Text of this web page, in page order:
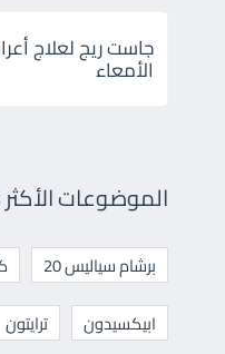
جاست ريج لعلاج
الأمعاء
الموضوعات الأكثر
برشام سياليس 20
ابيكسيدون
ترايتون